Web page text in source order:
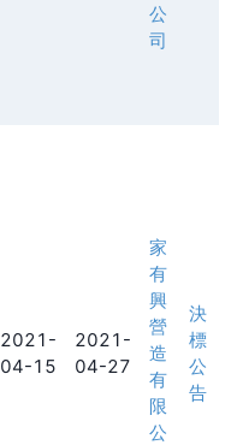
公
司
2021-
04-15
2021-
04-27
家
有
興
營
造
有
限
公
決
標
公
告